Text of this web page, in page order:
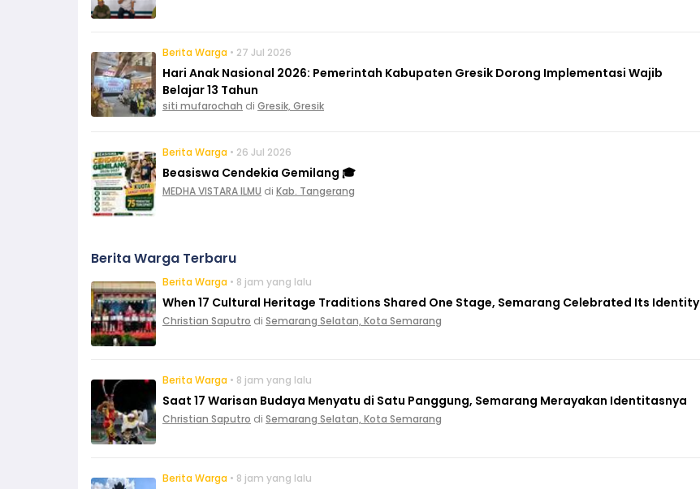
Berita Warga • 27 Jul 2026
Hari Anak Nasional 2026: Pemerintah Kabupaten Gresik Dorong Implementasi Wajib
Belajar 13 Tahun
siti mufarochah di Gresik, Gresik
Berita Warga • 26 Jul 2026
Beasiswa Cendekia Gemilang 🎓
MEDHA VISTARA ILMU di Kab. Tangerang
Berita Warga Terbaru
Berita Warga • 8 jam yang lalu
When 17 Cultural Heritage Traditions Shared One Stage, Semarang Celebrated Its Identity
Christian Saputro di Semarang Selatan, Kota Semarang
Berita Warga • 8 jam yang lalu
Saat 17 Warisan Budaya Menyatu di Satu Panggung, Semarang Merayakan Identitasnya
Christian Saputro di Semarang Selatan, Kota Semarang
Berita Warga • 8 jam yang lalu